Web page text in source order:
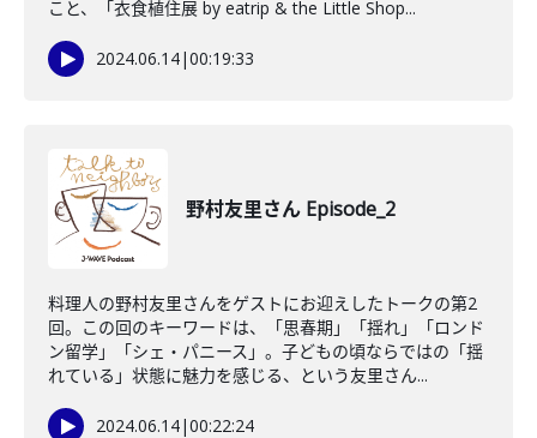
こと、「衣食植住展 by eatrip & the Little Shop...
2024.06.14|00:19:33
野村友里さん Episode_2
料理人の野村友里さんをゲストにお迎えしたトークの第2
回。この回のキーワードは、「思春期」「揺れ」「ロンド
ン留学」「シェ・パニース」。子どもの頃ならではの「揺
れている」状態に魅力を感じる、という友里さん...
2024.06.14|00:22:24